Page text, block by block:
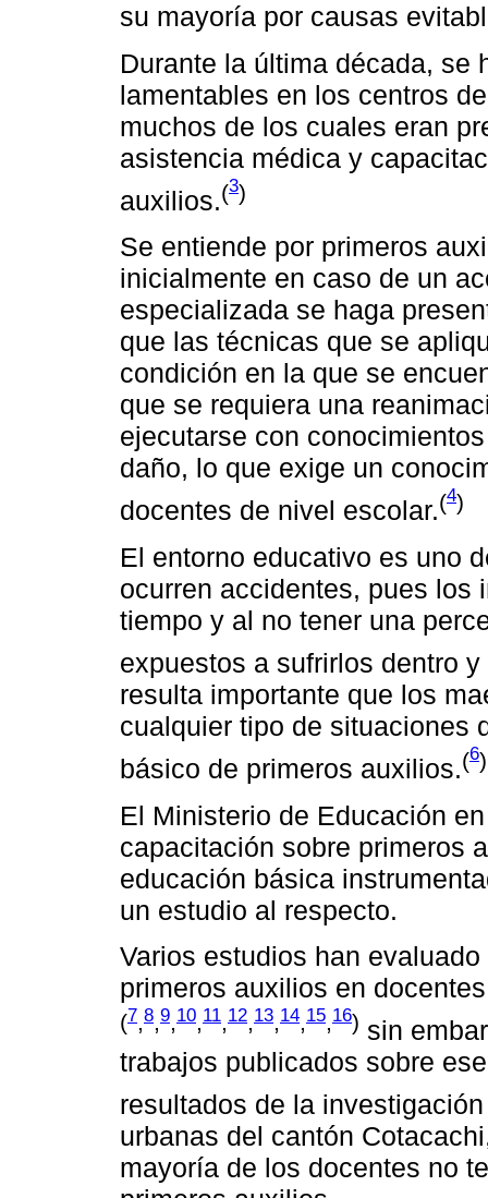
su mayoría por causas
Durante la última década, se
lamentables en los centros
muchos de los cuales eran
asistencia médica y
auxilios.(3)
Se entiende por primeros
inicialmente en caso de un
especializada se haga
que las técnicas que se
condición en la que se
que se requiera una
ejecutarse con
daño, lo que exige un
docentes de nivel escolar.(4)
El entorno educativo es uno
ocurren accidentes, pues los
tiempo y al no tener una
expuestos a sufrirlos dentro
resulta importante que los
cualquier tipo de situaciones
básico de primeros auxilios.(6)
El Ministerio de Educación
capacitación sobre primeros
educación básica
un estudio al respecto.
Varios estudios han
primeros auxilios en
(7,8,9,10,11,12,13,14,15,16) sin
trabajos publicados sobre
resultados de la
urbanas del cantón
mayoría de los docentes no